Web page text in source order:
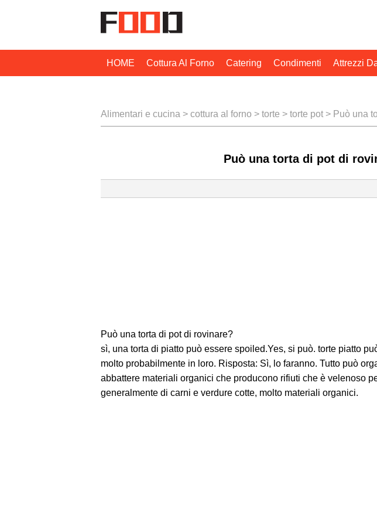
HOME Cottura Al Forno Catering Condimenti Attrezzi
Alimentari e cucina > cottura al forno > torte > torte pot > Può una
Può una torta di pot di
Può una torta di pot di rovinare?
sì, una torta di piatto può essere spoiled.Yes, si può. torte piatto
molto probabilmente in loro. Risposta: Sì, lo faranno. Tutto può
abbattere materiali organici che producono rifiuti che è velenoso
generalmente di carni e verdure cotte, molto materiali organici.